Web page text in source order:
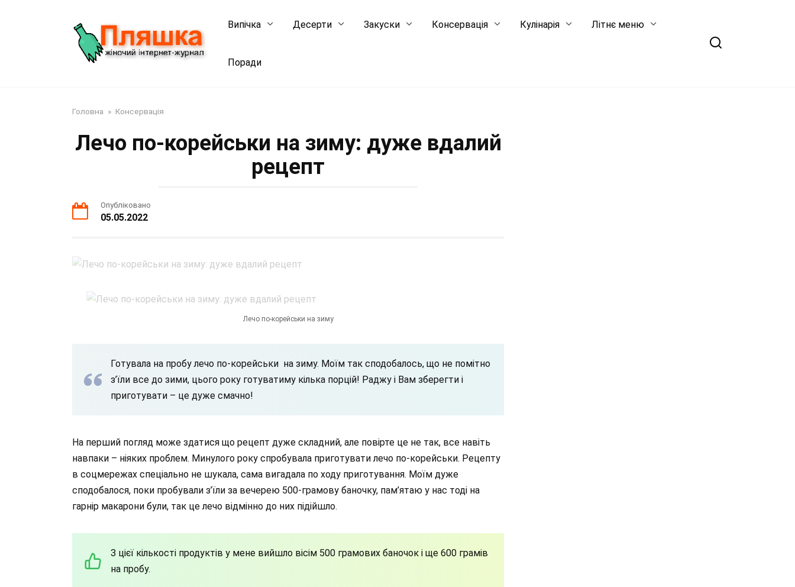
Випічка Десерти Закуски Консервація Кулінарія Літнє меню
Поради
Головна » Консервація
Лечо по-корейськи на зиму: дуже вдалий
рецепт
Опубліковано
05.05.2022
Лечо по-корейськи на зиму
Готувала на пробу лечо по-корейськи на зиму. Моїм так сподобалось, що не помітно
з’їли все до зими, цього року готуватиму кілька порцій! Раджу і Вам зберегти і
приготувати – це дуже смачно!
На перший погляд може здатися що рецепт дуже складний, але повірте це не так, все навіть
навпаки – ніяких проблем. Минулого року спробувала приготувати лечо по-корейськи. Рецепту
в соцмережах спеціально не шукала, сама вигадала по ходу приготування. Моїм дуже
сподобалося, поки пробували з’їли за вечерею 500-грамову баночку, пам’ятаю у нас тоді на
гарнір макарони були, так це лечо відмінно до них підійшло.
З цієї кількості продуктів у мене вийшло вісім 500 грамових баночок і ще 600 грамів
на пробу.